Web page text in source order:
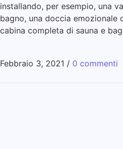
installando, per esempio, una
bagno, una doccia emozionale
cabina completa di sauna e
Febbraio 3, 2021 / 0 commenti